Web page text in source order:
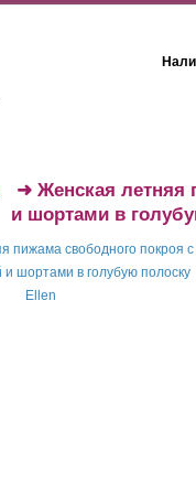
➜ Женская летняя
и шортами в